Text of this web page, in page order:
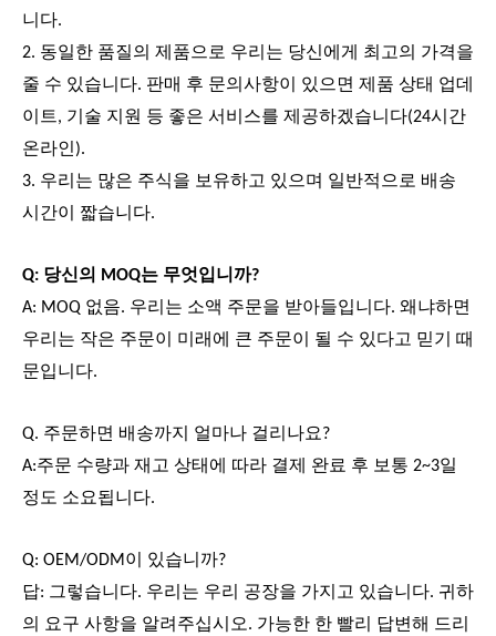
니다.
2. 동일한 품질의 제품으로 우리는 당신에게 최고의 가격을
줄 수 있습니다. 판매 후 문의사항이 있으면 제품 상태 업데
이트, 기술 지원 등 좋은 서비스를 제공하겠습니다(24시간
온라인).
3. 우리는 많은 주식을 보유하고 있으며 일반적으로 배송
시간이 짧습니다.
Q: 당신의 MOQ는 무엇입니까?
A: MOQ 없음. 우리는 소액 주문을 받아들입니다. 왜냐하면
우리는 작은 주문이 미래에 큰 주문이 될 수 있다고 믿기 때
문입니다.
Q. 주문하면 배송까지 얼마나 걸리나요?
A:주문 수량과 재고 상태에 따라 결제 완료 후 보통 2~3일
정도 소요됩니다.
Q: OEM/ODM이 있습니까?
답: 그렇습니다. 우리는 우리 공장을 가지고 있습니다. 귀하
의 요구 사항을 알려주십시오. 가능한 한 빨리 답변해 드리